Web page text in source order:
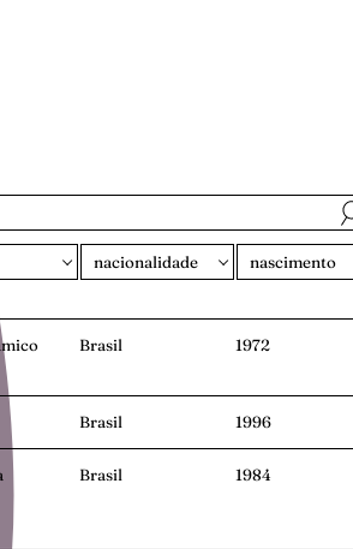
Brasil 1972
Brasil 1996
Brasil 1984